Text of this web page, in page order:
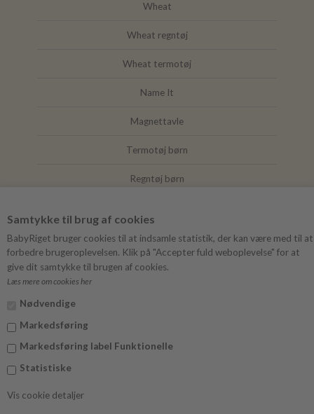
Samtykke til brug af cookies
BabyRiget bruger cookies til at indsamle statistik, der kan være med til at
forbedre brugeroplevelsen. Klik på "Accepter fuld weboplevelse" for at
give dit samtykke til brugen af cookies.
Læs mere om cookies her
Nødvendige
Markedsføring
Markedsføring label Funktionelle
Statistiske
Vis cookie detaljer
Wheat
Wheat regntøj
Wheat termotøj
Name It
Magnettavle
Termotøj børn
Regntøj børn
Mushie
Facebook